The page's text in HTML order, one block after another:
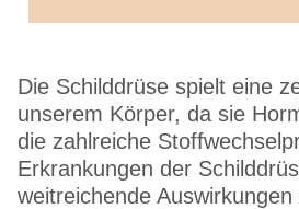
Die Schilddrüse spielt eine
unserem Körper, da sie
die zahlreiche
Erkrankungen der
weitreichende